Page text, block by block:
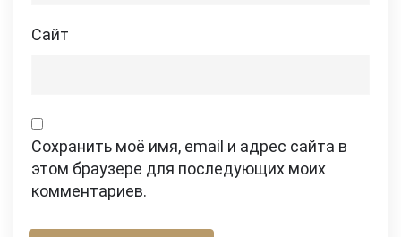
Сайт
Сохранить моё имя, email и адрес сайта в
этом браузере для последующих моих
комментариев.